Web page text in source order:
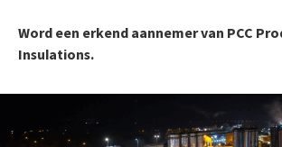
Word een erkend aannemer van PCC
Insulations.